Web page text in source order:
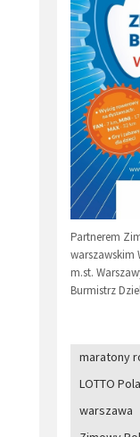
Partnerem
warszawskim
m.st.
Burmistrz
maratony
LOTTO
warszawa